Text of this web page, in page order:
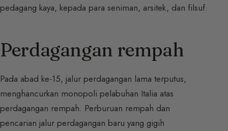
pedagang kaya, kepada para seniman, arsitek, dan filsuf.
Perdagangan rempah
Pada abad ke-15, jalur perdagangan lama terputus,
menghancurkan monopoli pelabuhan Italia atas
perdagangan rempah. Perburuan rempah dan
pencarian jalur perdagangan baru yang gigih